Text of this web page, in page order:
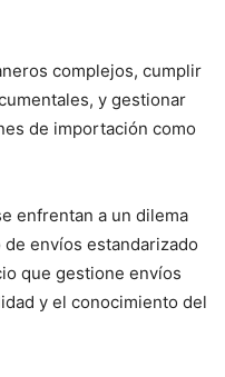
complejos, cumplir
y gestionar
de importación como
enfrentan a un dilema
envíos estandarizado
que gestione envíos
y el conocimiento del